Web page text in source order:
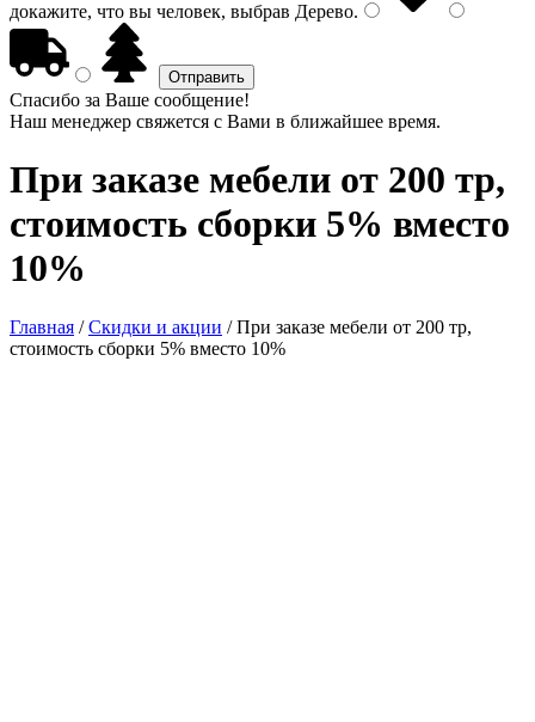
докажите, что вы человек, выбрав Дерево.
Спасибо за Ваше сообщение!
Наш менеджер свяжется с Вами в ближайшее время.
При заказе мебели от 200 тр,
стоимость сборки 5% вместо
10%
Главная /Скидки и акции /При заказе мебели от 200 тр,
стоимость сборки 5% вместо 10%